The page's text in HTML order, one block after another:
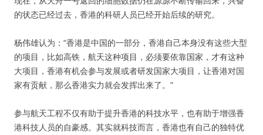
的状态已经过去，香港的科研人员已经开始后续的研究。
杨伟雄认为：“香港是中国的一部分，香港自己本身没有这些大型
的项目，比如高铁，航天这种项目，必须要依靠国家，才有这种
大项目，香港有机会参与发展或者研发国家大项目，让香港对国
家有贡献，那么香港实力就会发挥出来了。”
参与航天工程不仅有助于提升香港的科技水平，也有助于增强香
港科技人员的自豪感。其实就科技而言，香港也有自己的独特优